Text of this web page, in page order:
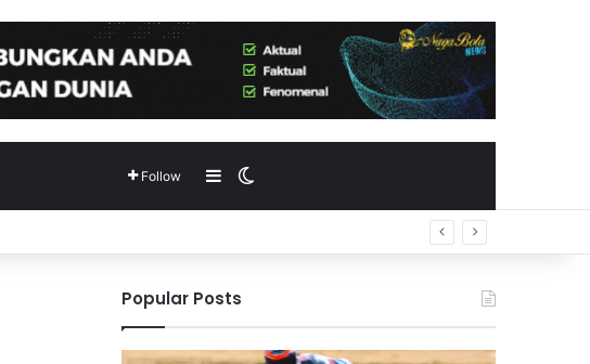
Follow Sidebar
Real-time
Popular Posts